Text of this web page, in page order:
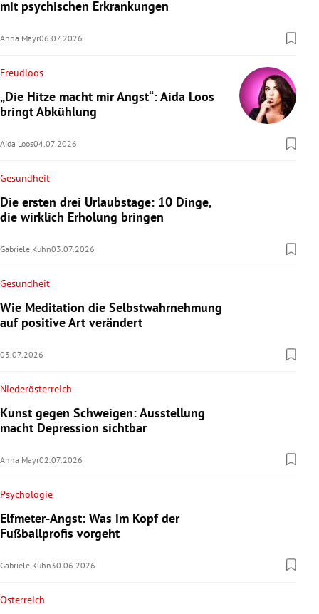
mit psychischen Erkrankungen
Anna Mayr06.07.2026
Freudloos
„Die Hitze macht mir Angst“: Aida Loos
bringt Abkühlung
Aida Loos04.07.2026
Gesundheit
Die ersten drei Urlaubstage: 10 Dinge,
die wirklich Erholung bringen
Gabriele Kuhn03.07.2026
Gesundheit
Wie Meditation die Selbstwahrnehmung
auf positive Art verändert
03.07.2026
Niederösterreich
Kunst gegen Schweigen: Ausstellung
macht Depression sichtbar
Anna Mayr02.07.2026
Psychologie
Elfmeter-Angst: Was im Kopf der
Fußballprofis vorgeht
Gabriele Kuhn30.06.2026
Österreich